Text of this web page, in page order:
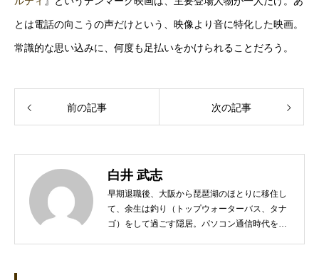
とは電話の向こうの声だけという、映像より音に特化した映画。
常識的な思い込みに、何度も足払いをかけられることだろう。
前の記事 次の記事
白井 武志
早期退職後、大阪から琵琶湖のほとりに移住し
て、余生は釣り（トップウォーターバス、タナ
ゴ）をして過ごす隠居。パソコン通信時代を知